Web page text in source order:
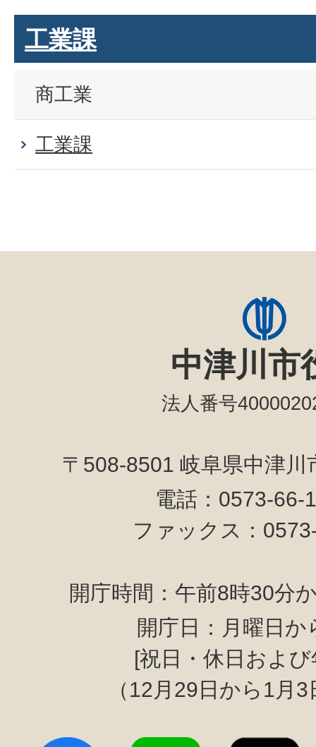
工業課
商工業
工業課
中津川市
法人番号
〒508-8501 岐阜県中津
電話：0573-
ファックス：
開庁時間：午前8時30分
開庁日：月曜日か
[祝日・休日およ
（12月29日から1月